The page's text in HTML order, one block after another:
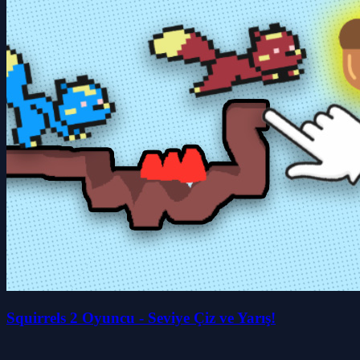
Squirrels 2 Oyuncu - Seviye Çiz ve Yarış!